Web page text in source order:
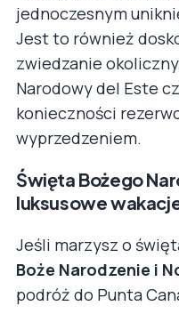
jednoczesnym
Jest to również
zwiedzanie
Narodowy del Este
konieczności
wyprzedzeniem.
Święta Bożego
luksusowe
Jeśli marzysz o
Boże Narodzenie i
podróż do Punta